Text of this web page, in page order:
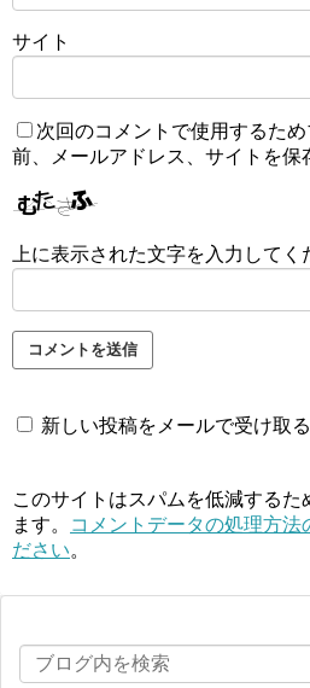
サイト
次回のコメントで使用するた
前、メールアドレス、サイトを保
上に表示された文字を入力してく
新しい投稿をメールで受け取る
このサイトはスパムを低減するた
ます。
コメントデータの処理方法
ださい。